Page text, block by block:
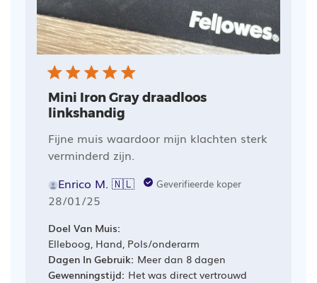
Mini Iron Gray draadloos
linkshandig
Fijne muis waardoor mijn klachten sterk
verminderd zijn.
Enrico M. 🇳🇱
Geverifieerde koper
Publicatiedatum
28/01/25
Doel Van Muis:
Elleboog, Hand, Pols/onderarm
Dagen In Gebruik: Meer dan 8 dagen
Gewenningstijd: Het was direct vertrouwd